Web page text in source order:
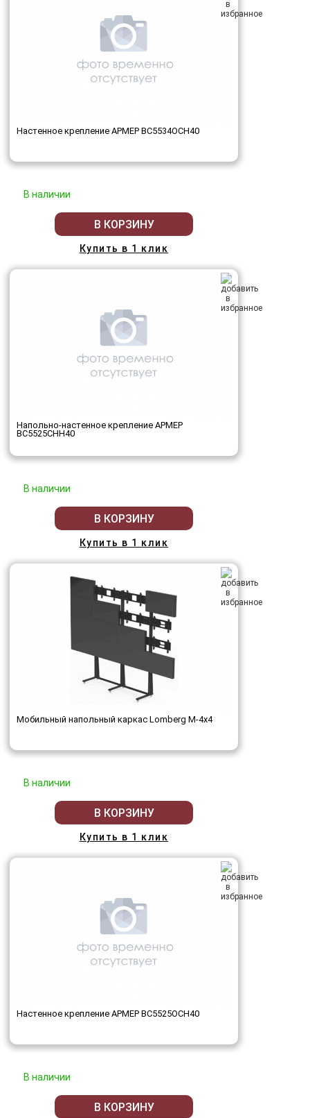
Настенное крепление АРМЕР ВС5534ОСН40
В наличии
В КОРЗИНУ
Купить в 1 клик
Напольно-настенное крепление АРМЕР
ВС5525СНН40
В наличии
В КОРЗИНУ
Купить в 1 клик
Мобильный напольный каркас Lomberg M-4х4
В наличии
В КОРЗИНУ
Купить в 1 клик
Настенное крепление АРМЕР ВС5525ОСН40
В наличии
В КОРЗИНУ